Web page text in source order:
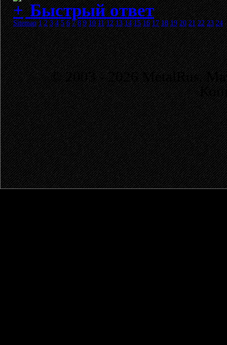
Быстрый ответ
Sitemap 1 2 3 4 5 6 7 8 9 10 11 12 13 14 15 16 17 18 19 20 21 22 23 24
© 2003 - 2026 MetalRus.